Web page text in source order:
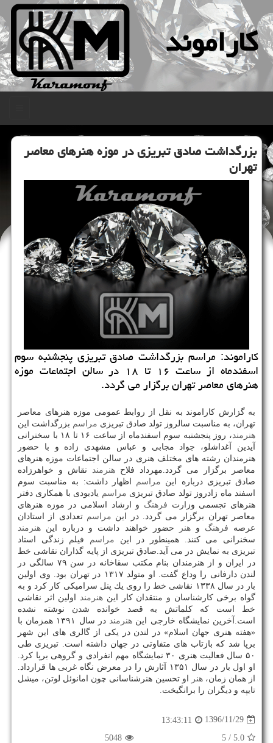
كاراموند
بزرگداشت صادق تبریزی در موزه هنرهای معاصر
تهران
كاراموند: مراسم بزرگداشت صادق تبریزی پنجشنبه سوم
اسفندماه از ساعت ۱۶ تا ۱۸ در سالن اجتماعات موزه
هنرهای معاصر تهران برگزار می گردد.
به گزارش كاراموند به نقل از روابط عمومی موزه هنرهای معاصر
تهران، به مناسبت سالروز تولد صادق تبریزی مراسم بزرگداشت این
هنرمند
، روز پنجشنبه سوم اسفندماه از ساعت ۱۶ تا ۱۸ با سخنرانی
آیدین آغداشلو، جواد مجابی و عباس مشهدی زاده و با حضور
هنرمندان رشته های مختلف هنری در سالن اجتماعات موزه هنرهای
معاصر برگزار می گردد.مهرداد فلاح هنرمند
نقاش و خواهرزاده
صادق تبریزی درباره این مراسم
اظهار داشت: به مناسبت سوم
اسفند ماه زادروز تولد صادق تبریزی مراسم یادبودی با همكاری دفتر
هنرهای تجسمی وزارت فرهنگ و ارشاد اسلامی در موزه هنرهای
معاصر تهران برگزار می گردد. در این مراسم تعدادی از استادان
عرصه فرهنگ وهنر حضور خواهند داشت و درباره این هنرمند
سخنرانی می كنند. همینطور در این مراسم
فیلم زندگی استاد
تبریزی به نمایش در می آید.صادق تبریزی از پایه گذاران نقاشی خط
در ایران و از هنرمندان بنام مكتب سقاخانه در سن ۷۹ سالگی در
لندن دارفانی را وداع گفت. او متولد ۱۳۱۷ در تهران بود. وی اولین
بار در سال ۱۳۳۸ نقاشی خط را روی یك پنل سرامیكی كار كرد و به
گواه برخی كارشناسان و منتقدان كار این هنرمند اولین اثر نقاشی
خط است كه كلماتش به قصد خوانده شدن نوشته نشده
است.آخرین نمایشگاه خارجی این هنرمند
در سال ۱۳۹۱ همزمان با
«هفته هنری جهان اسلام» در لندن در یكی از گالری های این شهر
برپا شد كه بازتاب های متفاوتی در جهان داشته است. تبریزی طی
۵۰ سال فعالیت هنری ۳۰ نمایشگاه مهم انفرادی و گروهی برپا كرد.
او اول بار در سال ۱۳۵۱ آثارش را در معرض نگاه غربی ها قرارداد.
از همان زمان،هنر او تحسین هنرشناسانی چون امانوئل لوتن، میشل
تایپه و دیگران را برانگیخت.
1396/11/29
13:43:11
5.0
/ 5
5048